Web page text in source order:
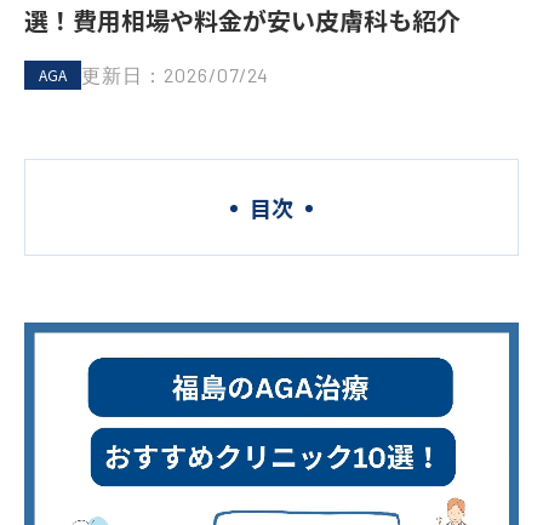
選！費用相場や料金が安い皮膚科も紹介
AGA 更新日：2026/07/24
目次